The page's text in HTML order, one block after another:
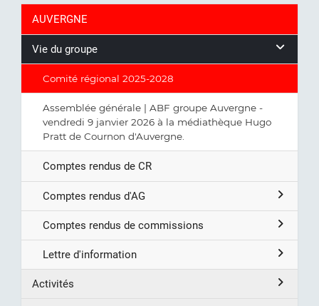
AUVERGNE
Vie du groupe
Comité régional 2025-2028
Assemblée générale | ABF groupe Auvergne -
vendredi 9 janvier 2026 à la médiathèque Hugo
Pratt de Cournon d'Auvergne.
Comptes rendus de CR
Comptes rendus d'AG
Comptes rendus de commissions
Lettre d'information
Activités